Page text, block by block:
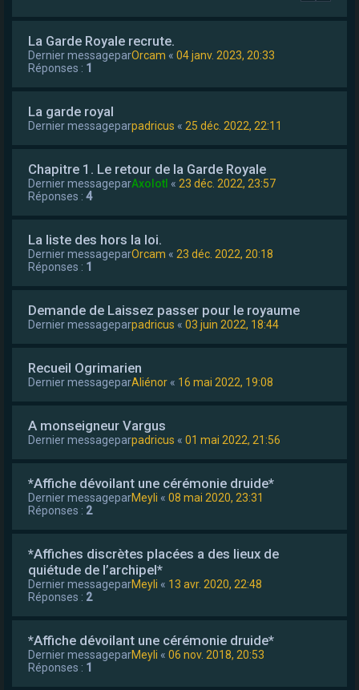
La Garde Royale recrute.
Dernier messageparOrcam « 04 janv. 2023, 20:33
Réponses : 1
La garde royal
Dernier messageparpadricus « 25 déc. 2022, 22:11
Chapitre 1. Le retour de la Garde Royale
Dernier messageparAxolotl « 23 déc. 2022, 23:57
Réponses : 4
La liste des hors la loi.
Dernier messageparOrcam « 23 déc. 2022, 20:18
Réponses : 1
Demande de Laissez passer pour le royaume
Dernier messageparpadricus « 03 juin 2022, 18:44
Recueil Ogrimarien
Dernier messageparAliénor « 16 mai 2022, 19:08
A monseigneur Vargus
Dernier messageparpadricus « 01 mai 2022, 21:56
*Affiche dévoilant une cérémonie druide*
Dernier messageparMeyli « 08 mai 2020, 23:31
Réponses : 2
*Affiches discrètes placées a des lieux de
quiétude de l’archipel*
Dernier messageparMeyli « 13 avr. 2020, 22:48
Réponses : 2
*Affiche dévoilant une cérémonie druide*
Dernier messageparMeyli « 06 nov. 2018, 20:53
Réponses : 1